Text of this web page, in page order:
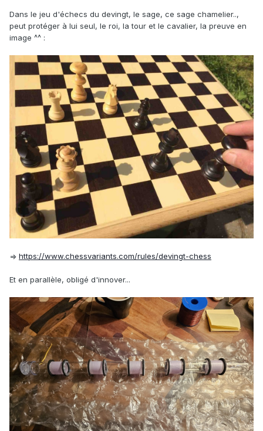
Dans le jeu d'échecs du devingt, le sage, ce sage chamelier..,
peut protéger à lui seul, le roi, la tour et le cavalier, la preuve en
image ^^ :
=> https://www.chessvariants.com/rules/devingt-chess
Et en parallèle, obligé d'innover...